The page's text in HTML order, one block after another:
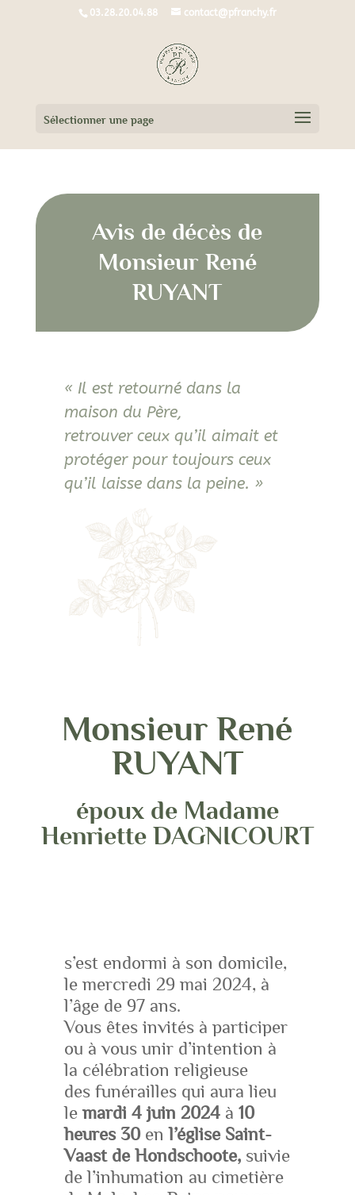
03.28.20.04.88 contact@pfranchy.fr
Sélectionner une page
Avis de décès de
Monsieur René
RUYANT
« Il est retourné dans la
maison du Père,
retrouver ceux qu’il aimait et
protéger pour toujours ceux
qu’il laisse dans la peine. »
Monsieur René
RUYANT
époux de Madame
Henriette DAGNICOURT
s’est endormi à son domicile,
le mercredi 29 mai 2024, à
l’âge de 97 ans.
Vous êtes invités à participer
ou à vous unir d’intention à
la célébration religieuse
des funérailles qui aura lieu
le mardi 4 juin 2024à 10
heures 30enl’église Saint-
Vaast de Hondschoote,suivie
de l’inhumation au cimetière